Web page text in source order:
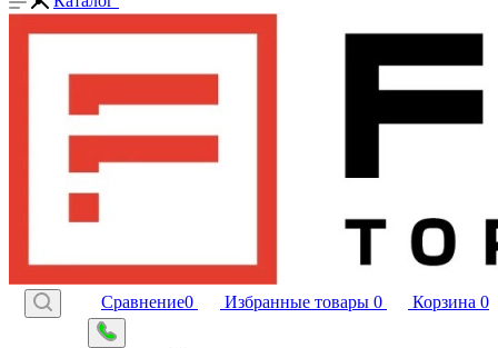
Сравнение0 Избранные товары 0 Корзина 0